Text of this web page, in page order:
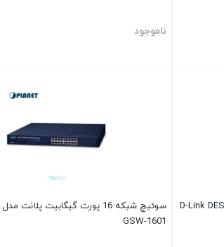
ناموجود
GSW-1601